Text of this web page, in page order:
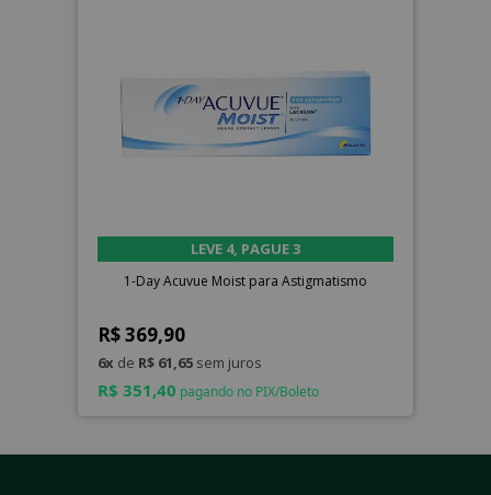
LEVE 4, PAGUE 3
1-Day Acuvue Moist para Astigmatismo
R$ 369,90
6x de R$ 61,65sem juros
R$ 351,40 pagando no PIX/Boleto